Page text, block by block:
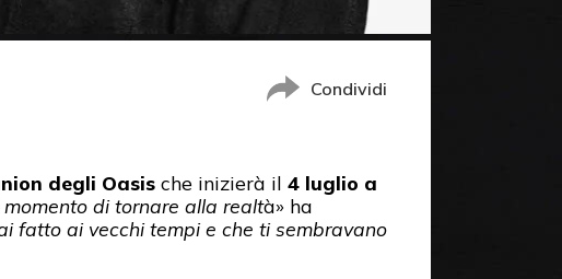
Condividi
degli Oasis che inizierà il 4 luglio a
momento di tornare alla realtà» ha
fatto ai vecchi tempi e che ti sembravano